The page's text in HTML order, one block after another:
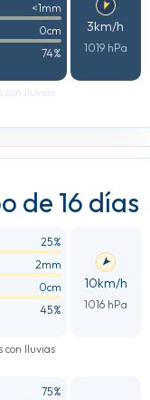
<1mm
0cm
74%
3km/h
1019 hPa
con lluvias
de 16 días
25%
2mm
0cm
45%
10km/h
1016 hPa
con lluvias
75%